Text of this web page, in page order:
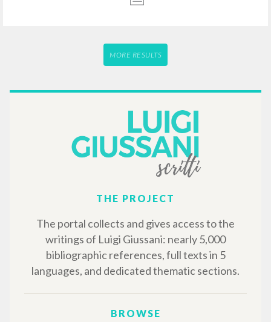
MORE RESULTS
THE PROJECT
The portal collects and gives access to the
writings of Luigi Giussani: nearly 5,000
bibliographic references, full texts in 5
languages, and dedicated thematic sections.
BROWSE